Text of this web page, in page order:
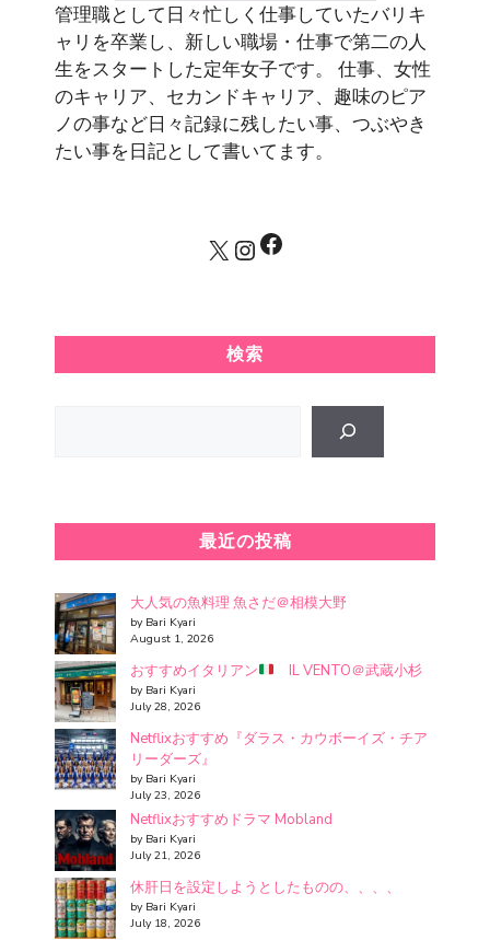
管理職として日々忙しく仕事していたバリキ
ャリを卒業し、新しい職場・仕事で第二の人
生をスタートした定年女子です。 仕事、女性
のキャリア、セカンドキャリア、趣味のピア
ノの事など日々記録に残したい事、つぶやき
たい事を日記として書いてます。
X Instagram
Facebook
検索
最近の投稿
大人気の魚料理 魚さだ＠相模大野
by Bari Kyari
August 1, 2026
おすすめイタリアン IL VENTO＠武蔵小杉
by Bari Kyari
July 28, 2026
Netflixおすすめ『ダラス・カウボーイズ・チア
リーダーズ』
by Bari Kyari
July 23, 2026
Netflixおすすめドラマ Mobland
by Bari Kyari
July 21, 2026
休肝日を設定しようとしたものの、、、、
by Bari Kyari
July 18, 2026